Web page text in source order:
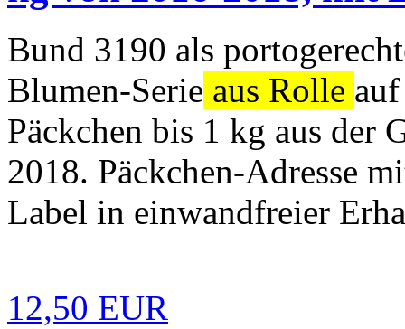
Bund 3190 als
Blumen-Serie aus Rolle
Päckchen bis 1 kg aus der
2018. Päckchen-Adresse
Label in einwandfreier
12,50 EUR